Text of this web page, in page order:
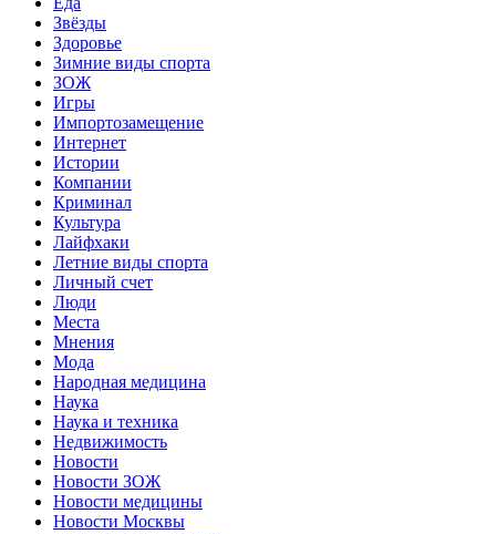
Звёзды
Здоровье
Зимние виды спорта
ЗОЖ
Игры
Импортозамещение
Интернет
Истории
Компании
Криминал
Культура
Лайфхаки
Летние виды спорта
Личный счет
Люди
Места
Мнения
Мода
Народная медицина
Наука
Наука и техника
Недвижимость
Новости
Новости ЗОЖ
Новости медицины
Новости Москвы